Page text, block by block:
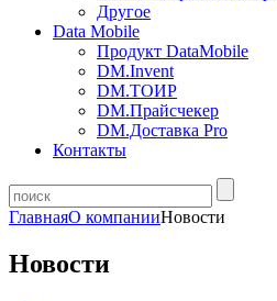
Другое
Data Mobile
Продукт DataMobile
DM.Invent
DM.ТОИР
DM.Прайсчекер
DM.Доставка Pro
Контакты
ГлавнаяО компанииНовости
Новости